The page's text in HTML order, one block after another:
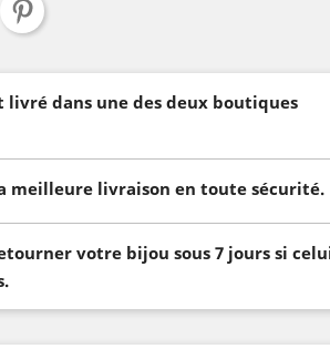
livré dans une des deux boutiques
meilleure livraison en toute sécurité.
votre bijou sous 7 jours si